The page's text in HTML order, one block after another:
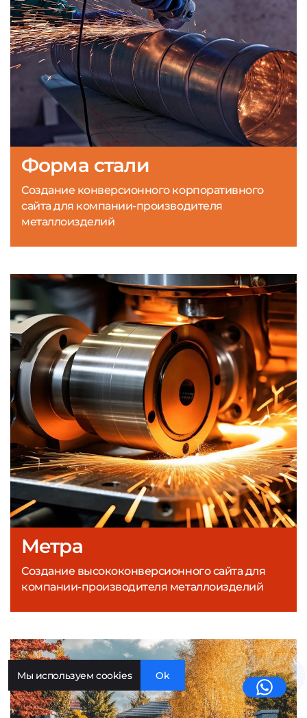
Метра
Создание высококонверсионного сайта для
компании-производителя металлоизделий
Форма стали
Создание конверсионного корпоративного
сайта для компании-производителя
металлоизделий
Мы используем cookies Ok